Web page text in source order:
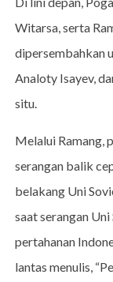
Witarsa, serta
dipersembahkan
Analoty Isayev,
situ.
Melalui Ramang,
serangan balik
belakang Uni
saat serangan
pertahanan
lantas menulis,